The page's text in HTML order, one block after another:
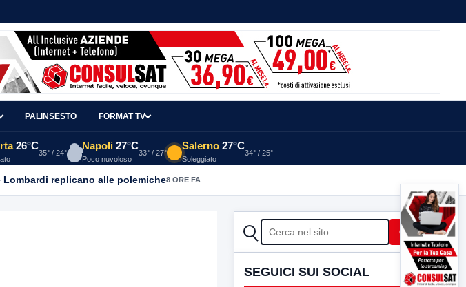
PALINSESTO FORMAT TV
26°C
35° / 24°
Napoli 27°C
Poco nuvoloso
33° / 27°
Salerno 27°C
Soleggiato
34° / 25°
replicano alle polemiche8 ORE FA
CERCA Cerca
SEGUICI SUI SOCIAL